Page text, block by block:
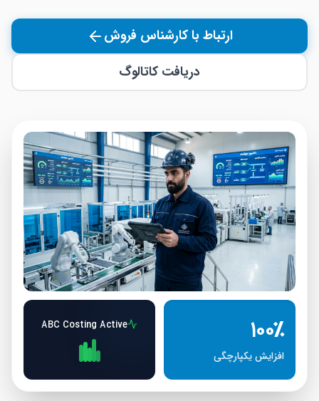
ارتباط با کارشناس فروش
دریافت کاتالوگ
مدیریت هوشمند خطوط تولید
۱۰۰٪
افزایش یکپارچگی
ABC Costing Active